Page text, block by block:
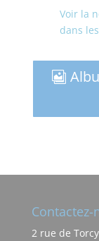
Voir la
dans
Contactez-
2 rue de